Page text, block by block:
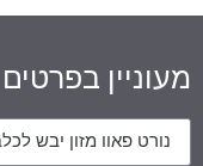
מעוניין